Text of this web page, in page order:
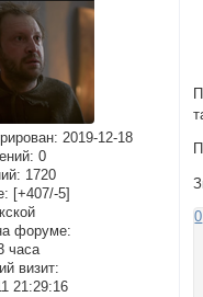
: 2019-12-18
0
1720
[+407/-5]
форуме:
часа
визит:
21:29:16
0